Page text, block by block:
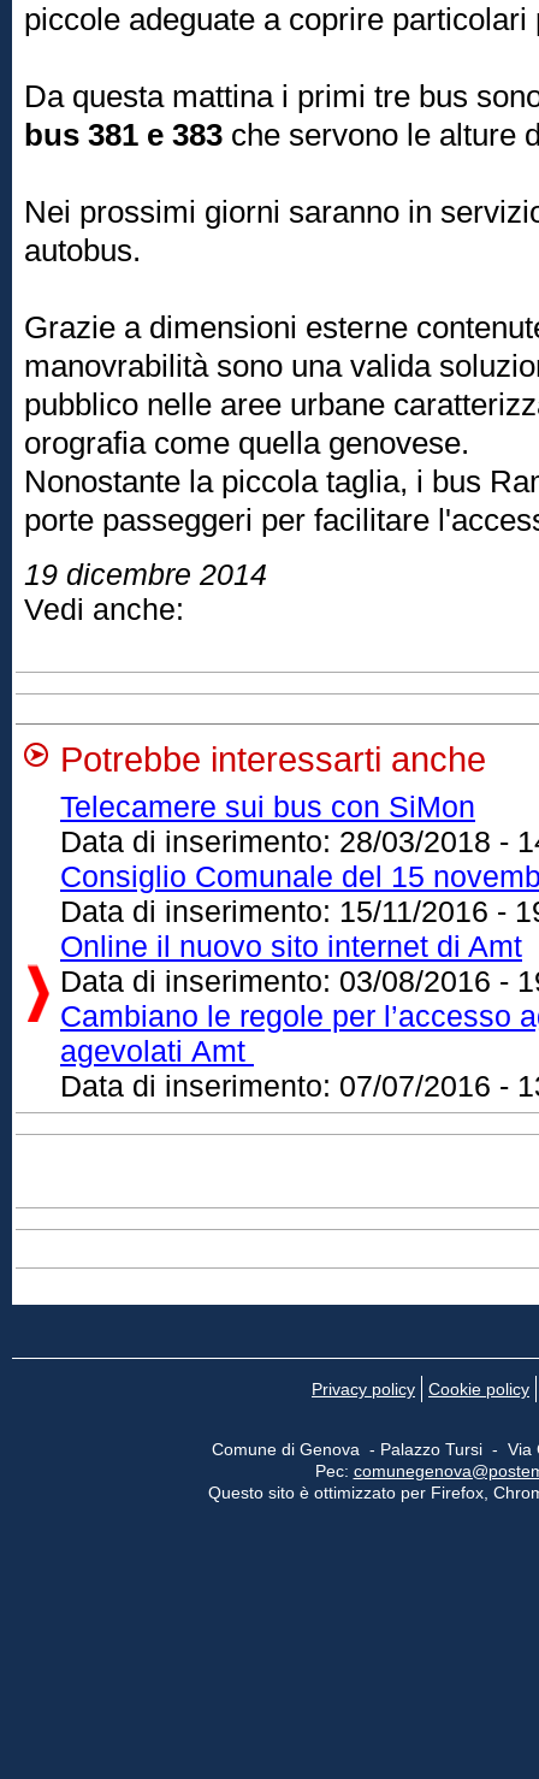
piccole adeguate a coprire particolari
Da questa mattina i primi tre bus
bus 381 e 383 che servono le alture
Nei prossimi giorni saranno in
autobus.
Grazie a dimensioni esterne
manovrabilità sono una valida
pubblico nelle aree urbane
orografia come quella genovese.
Nonostante la piccola taglia, i bus
porte passeggeri per facilitare
19 dicembre 2014
Vedi anche:
Potrebbe interessarti anche
Telecamere sui bus con SiMon
Data di inserimento: 28/03/2018 -
Consiglio Comunale del 15
Data di inserimento: 15/11/2016 -
Online il nuovo sito internet di Amt
Data di inserimento: 03/08/2016 -
Cambiano le regole per l’accesso
agevolati Amt
Data di inserimento: 07/07/2016 -
Privacy policy Cookie policy
Comune di Genova - Palazzo Tursi -
Pec:
Questo sito è ottimizzato per Firefox,